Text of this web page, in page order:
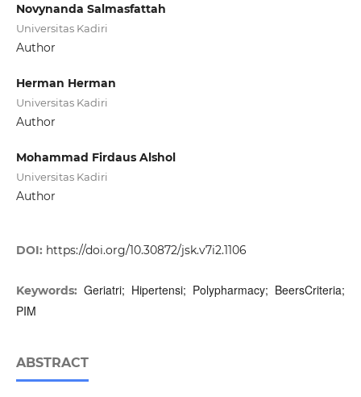
Novynanda Salmasfattah
Universitas Kadiri
Author
Herman Herman
Universitas Kadiri
Author
Mohammad Firdaus Alshol
Universitas Kadiri
Author
DOI: https://doi.org/10.30872/jsk.v7i2.1106
Keywords: Geriatri; Hipertensi; Polypharmacy; BeersCriteria;
PIM
ABSTRACT